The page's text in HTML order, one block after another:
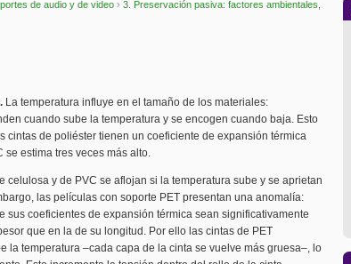
de audio y de video › 3. Preservación pasiva: factores ambientales,
La temperatura influye en el tamaño de los materiales:
cuando sube la temperatura y se encogen cuando baja. Esto
cintas de poliéster tienen un coeficiente de expansión térmica
se estima tres veces más alto.
celulosa y de PVC se aflojan si la temperatura sube y se aprietan
las películas con soporte PET presentan una anomalía:
sus coeficientes de expansión térmica sean significativamente
que en la de su longitud. Por ello las cintas de PET
la temperatura –cada capa de la cinta se vuelve más gruesa–, lo